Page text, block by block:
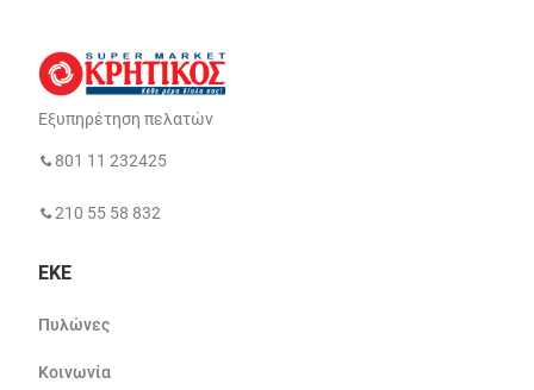
Εξυπηρέτηση πελατών
801 11 232425
210 55 58 832
ΕΚΕ
Πυλώνες
Κοινωνία